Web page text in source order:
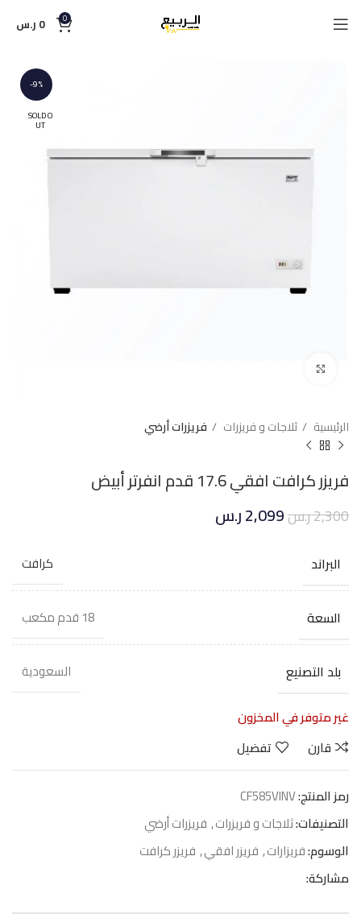
0
0 ر.س
-9%
SOLD O
UT
الرئيسية ثلاجات و فريزرات فريزرات أرضي
فريزر كرافت افقي 17.6 قدم انفرتر أبيض
2,300ر.س2,099ر.س
البراند كرافت
السعة 18 قدم مكعب
بلد التصنيع
السعودية
غير متوفر في المخزون
قارن
تفضيل
رمز المنتج:CF585VINV
التصنيفات:ثلاجات و فريزرات, فريزرات أرضي
الوسوم:فريزارات, فريزر افقي, فريزر كرافت
مشاركة: